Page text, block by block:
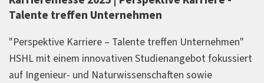
Talente treffen Unternehmen
"Perspektive Karriere – Talente treffen Unternehmen"
HSHL mit einem innovativen Studienangebot fokussiert
auf Ingenieur- und Naturwissenschaften sowie